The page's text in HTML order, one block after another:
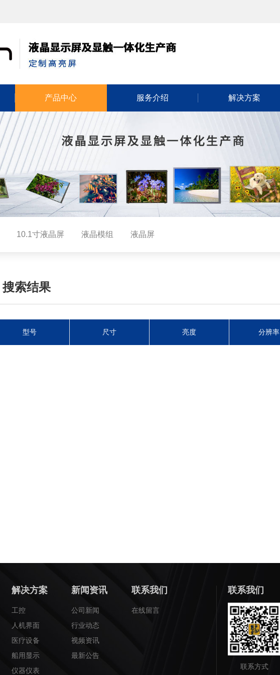
产品中心 服务介绍 解决方案
10.1寸液晶屏 液晶模组 液晶屏
搜索结果
型号 尺寸 亮度 分辨率
解决方案
工控
人机界面
医疗设备
船用显示
仪器仪表
新闻资讯
公司新闻
行业动态
视频资讯
最新公告
联系我们
在线留言
联系我们
联系方式